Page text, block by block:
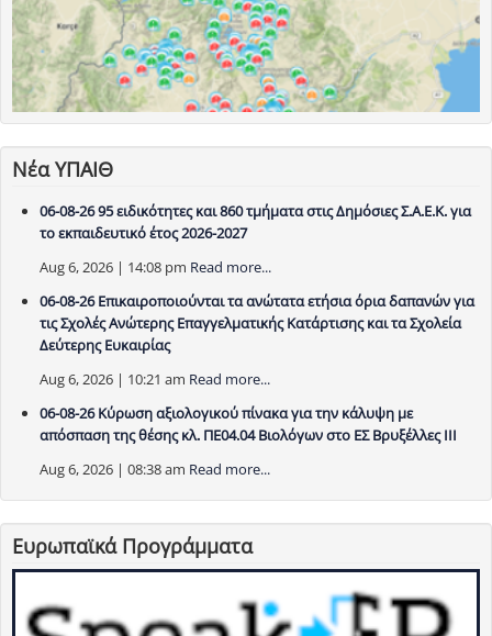
Νέα ΥΠΑΙΘ
06-08-26 95 ειδικότητες και 860 τμήματα στις Δημόσιες Σ.Α.Ε.Κ. για
το εκπαιδευτικό έτος 2026-2027
Aug 6, 2026 | 14:08 pm Read more...
06-08-26 Επικαιροποιούνται τα ανώτατα ετήσια όρια δαπανών για
τις Σχολές Ανώτερης Επαγγελματικής Κατάρτισης και τα Σχολεία
Δεύτερης Ευκαιρίας
Aug 6, 2026 | 10:21 am Read more...
06-08-26 Κύρωση αξιολογικού πίνακα για την κάλυψη με
απόσπαση της θέσης κλ. ΠΕ04.04 Βιολόγων στο ΕΣ Βρυξέλλες ΙΙΙ
Aug 6, 2026 | 08:38 am Read more...
Ευρωπαϊκά Προγράμματα